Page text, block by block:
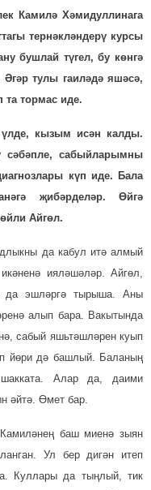
Камилә Хәмидуллинага
тернәкләндерү курсы
бушлай түгел, бу көнгә
тулы гаиләдә яшәсә,
тормас иде.
кызым исән калды.
сәбәпле, сабыйларымны
күп иде. Бала
җи­бәрделәр. Өйгә
Айгөл.
да кабул итә алмый
иялә­шәләр. Айгөл,
да эш­ләргә тырыша. Аны
алып бара. Вакытында
сабый яшь­тәшләрен куып
йөри дә башлый. Ба­ланың
Алар да, даими
әйтә. Өмет бар.
Камиләнең баш миенә зыян
Ул бер дигән итеп
Куллары да тыңлый, тик